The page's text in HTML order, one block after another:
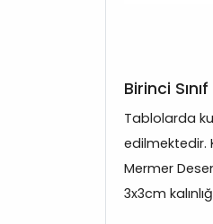
Birinci
Tablolarda
edilmektedir.
Mermer
3x3cm